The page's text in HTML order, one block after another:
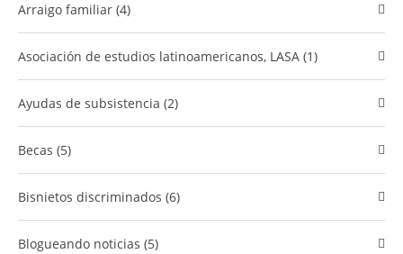
Arraigo familiar (4)
Asociación de estudios latinoamericanos, LASA (1)
Ayudas de subsistencia (2)
Becas (5)
bisnietos discriminados (6)
Blogueando noticias (5)